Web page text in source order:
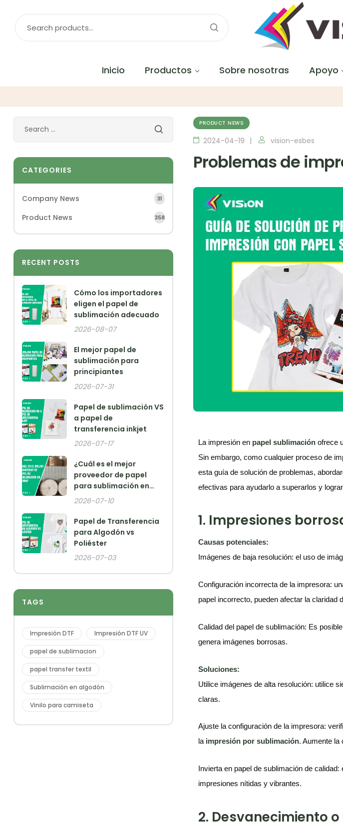
Inicio Productos Sobre nosotras Apoyo
PRODUCT NEWS
2024-04-19 vision-esbes
Problemas de
La impresión en papel sublimación ofrece
Sin embargo, como cualquier proceso de
esta guía de solución de problemas,
efectivas para ayudarlo a superarlos y
1. Impresiones
Causas potenciales:
Imágenes de baja resolución: el uso de
Configuración incorrecta de la impresora:
papel incorrecto, pueden afectar la claridad
Calidad del papel de sublimación: Es
genera imágenes borrosas.
Soluciones:
Utilice imágenes de alta resolución: utilice
claras.
Ajuste la configuración de la impresora:
la impresión por sublimación. Aumente la
Invierta en papel de sublimación de
impresiones nítidas y vibrantes.
2. Desvanecimiento
CATEGORIES
Company News 31
Product News 358
RECENT POSTS
Cómo los importadores
eligen el papel de
sublimación adecuado
2026-08-07
El mejor papel de
sublimación para
principiantes
2026-07-31
Papel de sublimación VS
a papel de
transferencia inkjet
2026-07-17
¿Cuál es el mejor
proveedor de papel
para sublimación en
China?
2026-07-10
Papel de Transferencia
para Algodón vs
Poliéster
2026-07-03
TAGS
Impresión DTF Impresión DTF UV
papel de sublimacion
papel transfer textil
Sublimación en algodón
Vinilo para camiseta